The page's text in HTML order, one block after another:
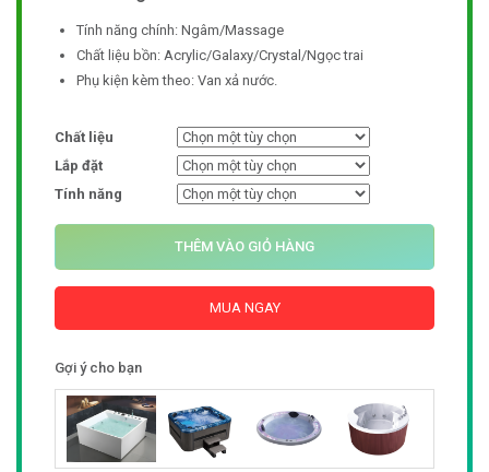
Tính năng chính: Ngâm/Massage
Chất liệu bồn: Acrylic/Galaxy/Crystal/Ngọc trai
Phụ kiện kèm theo: Van xả nước.
Chất liệu
Lắp đặt
Tính năng
THÊM VÀO GIỎ HÀNG
MUA NGAY
Gợi ý cho bạn